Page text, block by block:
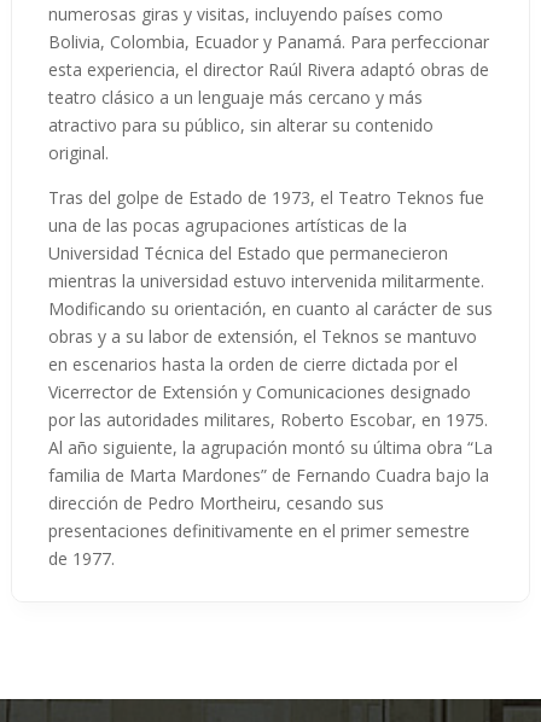
numerosas giras y visitas, incluyendo países como
Bolivia, Colombia, Ecuador y Panamá. Para perfeccionar
esta experiencia, el director Raúl Rivera adaptó obras de
teatro clásico a un lenguaje más cercano y más
atractivo para su público, sin alterar su contenido
original.
Tras del golpe de Estado de 1973, el Teatro Teknos fue
una de las pocas agrupaciones artísticas de la
Universidad Técnica del Estado que permanecieron
mientras la universidad estuvo intervenida militarmente.
Modificando su orientación, en cuanto al carácter de sus
obras y a su labor de extensión, el Teknos se mantuvo
en escenarios hasta la orden de cierre dictada por el
Vicerrector de Extensión y Comunicaciones designado
por las autoridades militares, Roberto Escobar, en 1975.
Al año siguiente, la agrupación montó su última obra “La
familia de Marta Mardones” de Fernando Cuadra bajo la
dirección de Pedro Mortheiru, cesando sus
presentaciones definitivamente en el primer semestre
de 1977.